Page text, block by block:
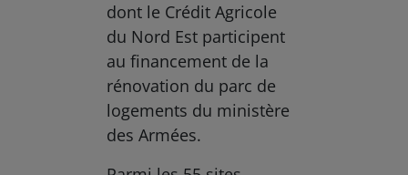
dont le Crédit Agricole
du Nord Est participent
au financement de la
rénovation du parc de
logements du ministère
des Armées.